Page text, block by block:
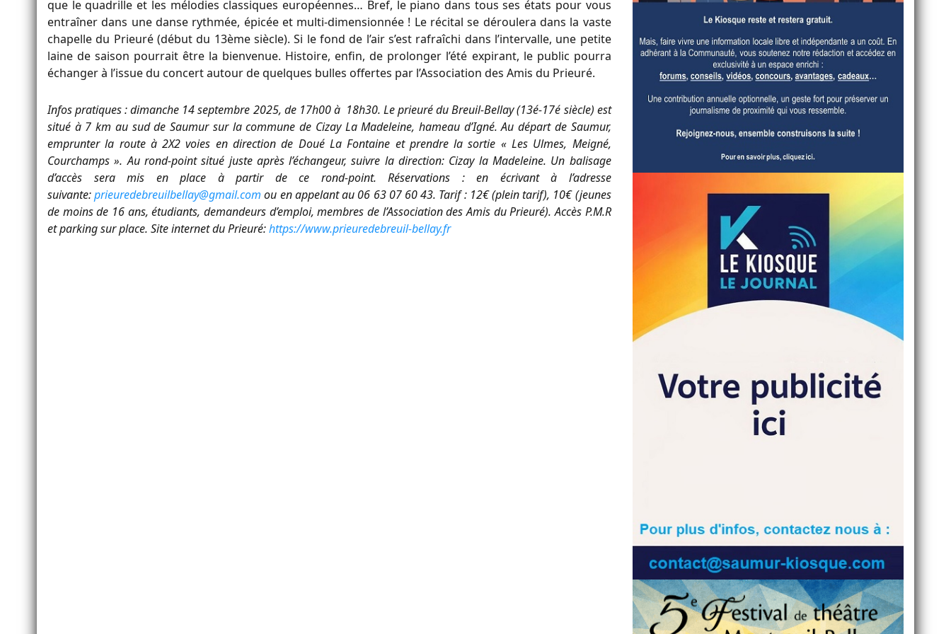
que le quadrille et les mélodies classiques européennes… Bref, le piano dans tous ses états pour vous
entraîner dans une danse rythmée, épicée et multi-dimensionnée ! Le récital se déroulera dans la vaste
chapelle du Prieuré (début du 13ème siècle). Si le fond de l’air s’est rafraîchi dans l’intervalle, une petite
laine de saison pourrait être la bienvenue. Histoire, enfin, de prolonger l’été expirant, le public pourra
échanger à l’issue du concert autour de quelques bulles offertes par l’Association des Amis du Prieuré.
Infos pratiques : dimanche 14 septembre 2025, de 17h00 à 18h30. Le prieuré du Breuil-Bellay (13é-17é siècle) est
situé à 7 km au sud de Saumur sur la commune de Cizay La Madeleine, hameau d’Igné. Au départ de Saumur,
emprunter la route à 2X2 voies en direction de Doué La Fontaine et prendre la sortie « Les Ulmes, Meigné,
Courchamps ». Au rond-point situé juste après l’échangeur, suivre la direction: Cizay la Madeleine. Un balisage
d’accès sera mis en place à partir de ce rond-point. Réservations : en écrivant à l’adresse
suivante:prieuredebreuilbellay@gmail.com ou en appelant au 06 63 07 60 43. Tarif : 12€ (plein tarif), 10€ (jeunes
de moins de 16 ans, étudiants, demandeurs d’emploi, membres de l’Association des Amis du Prieuré). Accès P.M.R
et parking sur place. Site internet du Prieuré:https://www.prieuredebreuil-bellay.fr